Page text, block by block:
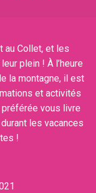
au Collet, et les
plein ! À l’heure
la montagne, il est
et activités
vous livre
les vacances
!